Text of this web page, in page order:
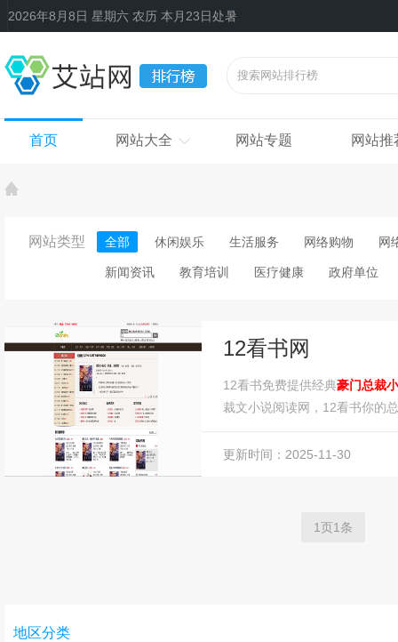
2026年8月8日 星期六 农历 本月23日处暑
首页 网站大全 网站专题 网站推
网站类型 全部 休闲娱乐 生活服务 网络购物 网
新闻资讯 教育培训 医疗健康 政府单位
12看书网
12看书免费提供经典豪门总裁
裁文小说阅读网，12看书你的
更新时间：2025-11-30
1页1条
地区分类